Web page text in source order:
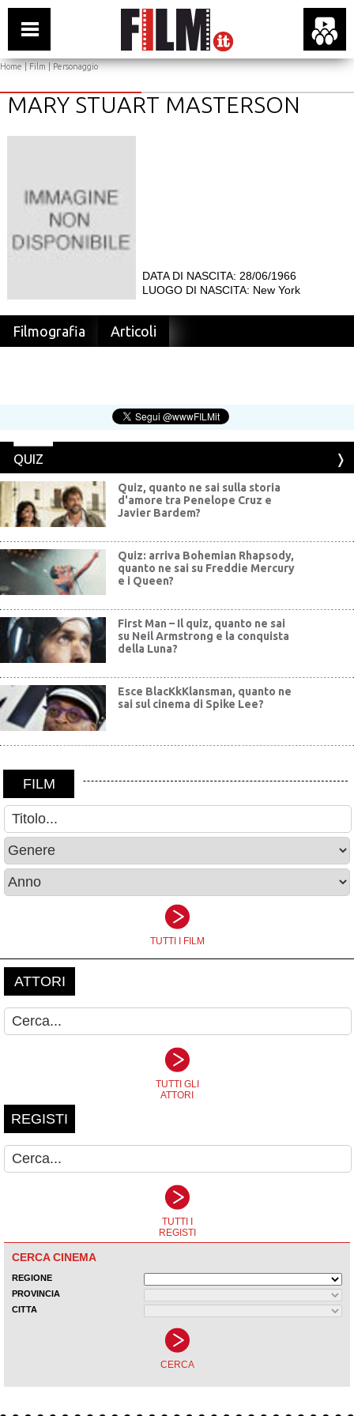
Home|Film| Personaggio
MARY STUART MASTERSON
DATA DI NASCITA: 28/06/1966
LUOGO DI NASCITA: New York
Filmografia Articoli
QUIZ
Quiz, quanto ne sai sulla storia
d'amore tra Penelope Cruz e
Javier Bardem?
Quiz: arriva Bohemian Rhapsody,
quanto ne sai su Freddie Mercury
e i Queen?
First Man – Il quiz, quanto ne sai
su Neil Armstrong e la conquista
della Luna?
Esce BlacKkKlansman, quanto ne
sai sul cinema di Spike Lee?